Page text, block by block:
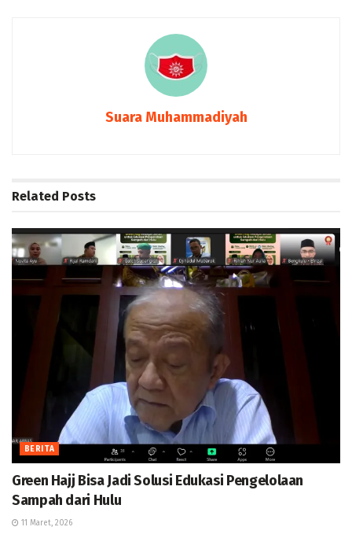
Suara Muhammadiyah
Related Posts
BERITA
Green Hajj Bisa Jadi Solusi Edukasi Pengelolaan
Sampah dari Hulu
11 Maret, 2026